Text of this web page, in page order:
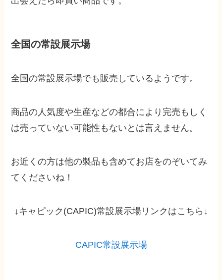
全国の常設展示場
全国の常設展示場でも販売しているようです。
商品の人気度や生産などの都合により完売もしく
は売っていない可能性もないとは言えません。
お近くの方は他の製品も含めてお店をのぞいてみ
てくださいね！
↓キャピック(CAPIC)常設展示場リンクはこちら↓
CAPIC常設展示場